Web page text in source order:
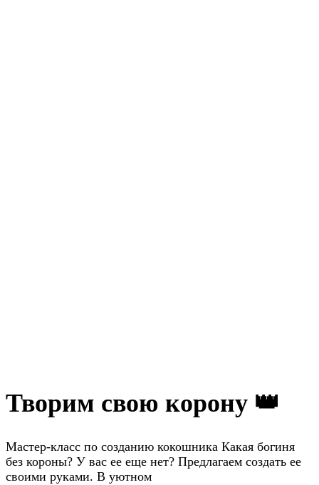
Творим свою корону 👑
Мастер-класс по созданию кокошника Какая богиня
без короны? У вас ее еще нет? Предлагаем создать ее
своими руками. В уютном